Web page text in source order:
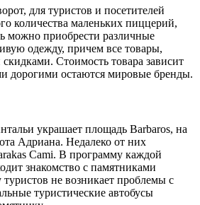
для туристов и посетителей
количества маленьких пиццерий,
можно приобрести различные
одежду, причем все товары,
Стоимость товара зависит
дорогими остаются мировые бренды.
украшает площадь Barbaros, на
Адриана. Недалеко от них
Cami. В программу каждой
знакомство с памятниками
не возникает проблемы с
туристические автобусы